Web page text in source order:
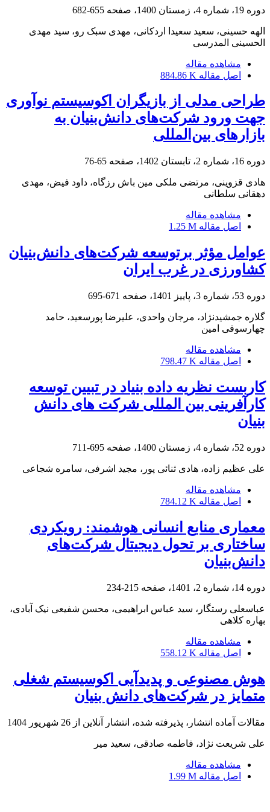
دوره 19، شماره 4، زمستان 1400، صفحه 655-682
الهه حسینی، سعید سعیدا اردکانی، مهدی سبک رو، سید مهدی
الحسینی المدرسی
مشاهده مقاله
اصل مقاله 884.86 K
طراحی مدلی از بازیگران اکوسیستم نوآوری
جهت ورود شرکت‌های دانش‌بنیان به
بازارهای بین‌المللی
دوره 16، شماره 2، تابستان 1402، صفحه 65-76
هادی قزوینی، مرتضی ملکی مین باش رزگاه، داود فیض، مهدی
دهقانی سلطانی
مشاهده مقاله
اصل مقاله 1.25 M
عوامل مؤثر برتوسعه شرکت‌های دانش‌بنیان
کشاورزی در غرب ایران
دوره 53، شماره 3، پاییز 1401، صفحه 671-695
گلاره جمشیدنژاد، مرجان واحدی، علیرضا پورسعید، حامد
چهارسوقی امین
مشاهده مقاله
اصل مقاله 798.47 K
کاربست نظریه داده بنیاد در تبیین توسعه
کارآفرینی بین المللی شرکت های دانش
بنیان
دوره 52، شماره 4، زمستان 1400، صفحه 695-711
علی عظیم زاده، هادی ثنائی پور، مجید اشرفی، سامره شجاعی
مشاهده مقاله
اصل مقاله 784.12 K
معماری منابع انسانی هوشمند: رویکردی
ساختاری بر تحول دیجیتال شرکت‌های
دانش‌بنیان
دوره 14، شماره 2، 1401، صفحه 215-234
عباسعلی رستگار، سید عباس ابراهیمی، محسن شفیعی نیک آبادی،
بهاره کلاهی
مشاهده مقاله
اصل مقاله 558.12 K
هوش مصنوعی و پدیدآیی اکوسیستم شغلی
متمایز در شرکت‌های دانش بنیان
مقالات آماده انتشار، پذیرفته شده، انتشار آنلاین از 26 شهریور 1404
علی شریعت نژاد، فاطمه صادقی، سعید میر
مشاهده مقاله
اصل مقاله 1.99 M